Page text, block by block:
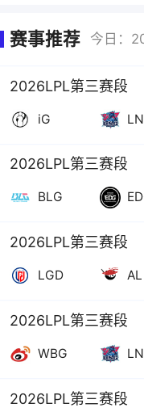
赛事推荐 今日：
2026LPL第三赛段
iG
2026LPL第三赛段
BLG
2026LPL第三赛段
LGD AL
2026LPL第三赛段
WBG
2026LPL第三赛段